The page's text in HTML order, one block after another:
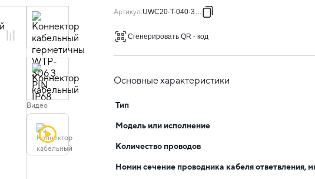
Видео
Артикул:UWC20-T-040-3-68
Сгенерировать QR - код
Основные характеристики
Тип
Модель или исполнение
Количество проводов
Номин сечение проводника кабеля ответвления,